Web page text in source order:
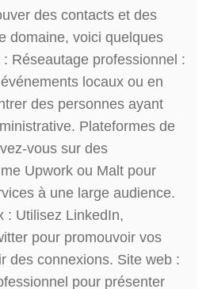
des contacts et des
domaine, voici quelques
Réseautage professionnel :
locaux ou en
des personnes ayant
Plateformes de
vous sur des
Upwork ou Malt pour
à une large audience.
: Utilisez LinkedIn,
pour promouvoir vos
des connexions. Site web :
pour présenter